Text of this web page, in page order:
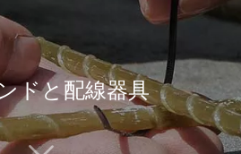
ドと配線器具